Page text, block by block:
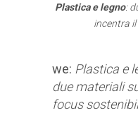
Plastica e legno:
incentra
we: Plastica e
due materiali
focus